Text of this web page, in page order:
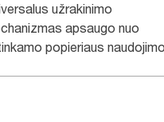
užrakinimo
apsaugo nuo
popieriaus naudojimo